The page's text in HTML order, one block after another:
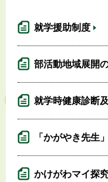
就学援助制度
部活動地域展開
就学時健康診断
「かがやき先生
かけがわマイ探